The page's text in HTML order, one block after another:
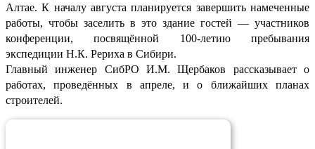
Алтае. К началу августа планируется завершить намеченные
работы, чтобы заселить в это здание гостей — участников
конференции, посвящённой 100-летию пребывания
экспедиции Н.К. Рериха в Сибири.
Главный инженер СибРО И.М. Щербаков рассказывает о
работах, проведённых в апреле, и о ближайших планах
строителей.